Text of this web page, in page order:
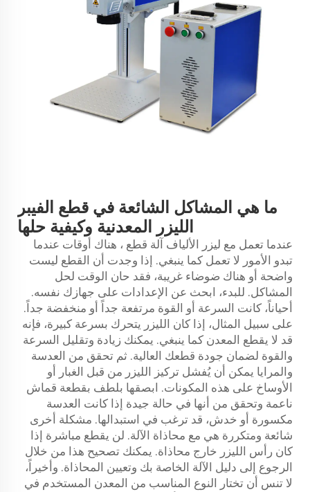
ما هي المشاكل الشائعة في قطع الفيبر
الليزر المعدنية وكيفية حلها
عندما تعمل مع ليزر الألياف آلة قطع ، هناك أوقات عندما
تبدو الأمور لا تعمل كما ينبغي. إذا وجدت أن القطع ليست
واضحة أو هناك ضوضاء غريبة، فقد حان الوقت لحل
المشاكل. للبدء، ابحث عن الإعدادات على جهازك نفسه.
أحياناً، كانت السرعة أو القوة مرتفعة جداً أو منخفضة جداً.
على سبيل المثال، إذا كان الليزر يتحرك بسرعة كبيرة، فإنه
قد لا يقطع المعدن كما ينبغي. يمكنك زيادة وتقليل السرعة
والقوة لضمان جودة قطعك العالية. ثم تحقق من العدسة
والمرايا يمكن أن يُفشل تركيز الليزر من قبل الغبار أو
الأوساخ على هذه المكونات. ابصقها بلطف بقطعة قماش
ناعمة وتحقق من أنها في حالة جيدة إذا كانت العدسة
مكسورة أو خدش، قد ترغب في استبدالها. مشكلة أخرى
شائعة ومتكررة هي مع محاذاة الآلة. لن يقطع مباشرة إذا
كان رأس الليزر خارج محاذاة. يمكنك تصحيح هذا من خلال
الرجوع إلى دليل الآلة الخاصة بك وتعيين المحاذاة. وأخيراً،
لا تنس أن تختار النوع المناسب من المعدن المستخدم في